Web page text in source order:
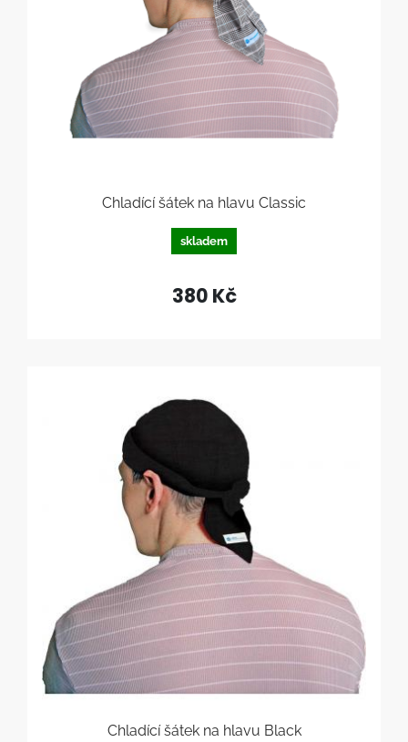
Chladící šátek na hlavu Classic
skladem
380 Kč
Chladící šátek na hlavu Black